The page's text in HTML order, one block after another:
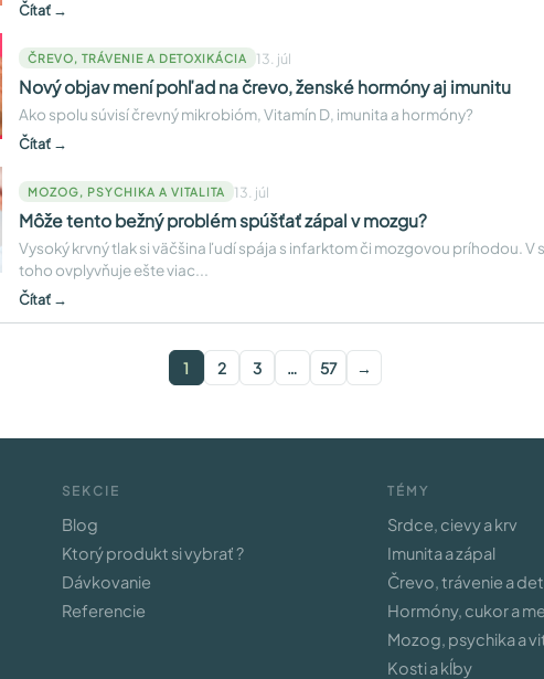
Čítať →
ČREVO, TRÁVENIE A DETOXIKÁCIA 13. júl
Nový objav mení pohľad na črevo, ženské hormóny aj imunitu
Ako spolu súvisí črevný mikrobióm, Vitamín D, imunita a hormóny?
Čítať →
MOZOG, PSYCHIKA A VITALITA 13. júl
Môže tento bežný problém spúšťať zápal v mozgu?
Vysoký krvný tlak si väčšina ľudí spája s infarktom či mozgovou príhodou. V
toho ovplyvňuje ešte viac...
Čítať →
1 2 3 … 57 →
SEKCIE
Blog
Ktorý produkt si vybrať ?
Dávkovanie
Referencie
TÉMY
Srdce, cievy a krv
Imunita a zápal
Črevo, trávenie a
Hormóny, cukor a
Mozog, psychika a
Kosti a kĺby